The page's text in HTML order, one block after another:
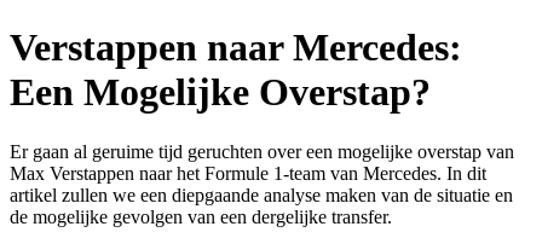
Verstappen naar Mercedes:
Een Mogelijke Overstap?
Er gaan al geruime tijd geruchten over een mogelijke overstap van
Max Verstappen naar het Formule 1-team van Mercedes. In dit
artikel zullen we een diepgaande analyse maken van de situatie en
de mogelijke gevolgen van een dergelijke transfer.